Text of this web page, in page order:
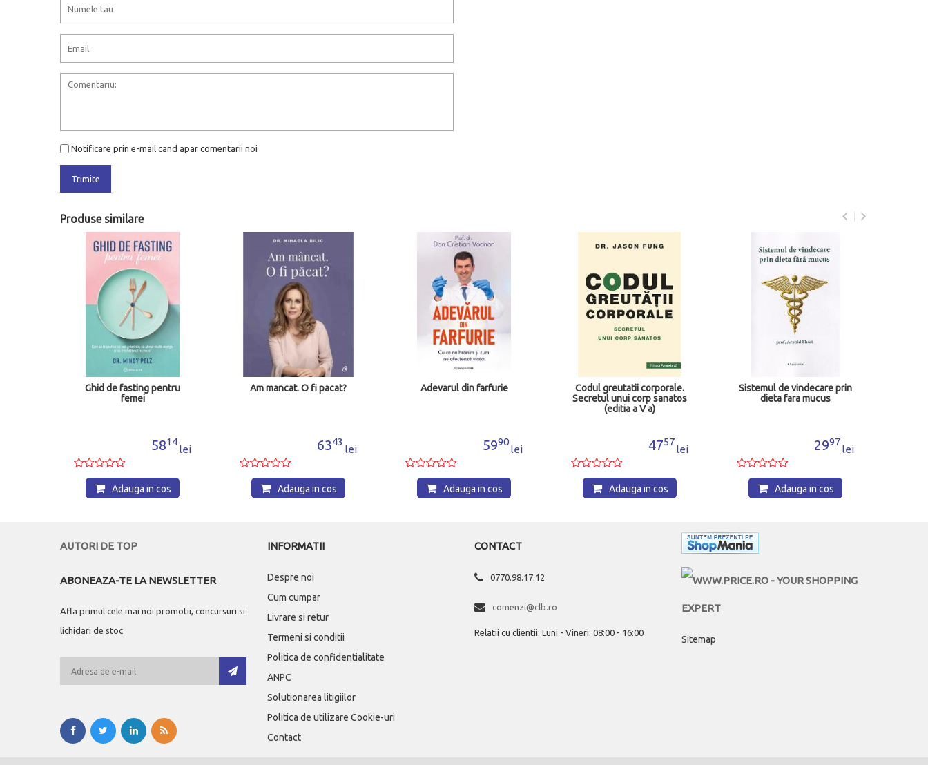
Notificare prin e-mail cand apar comentarii noi
Trimite
Produse similare
Ghid de fasting pentru
femei
5814
lei
Adauga in cos
Am mancat. O fi pacat?
6343
lei
Adauga in cos
Adevarul din farfurie
5990
lei
Adauga in cos
Codul greutatii corporale.
Secretul unui corp sanatos
(editia a V a)
4757
lei
Adauga in cos
Sistemul de vindecare prin
dieta fara mucus
2997
lei
Adauga in cos
AUTORI DE TOP
ABONEAZA-TE LA NEWSLETTER
Afla primul cele mai noi promotii, concursuri si
lichidari de stoc
INFORMATII
Despre noi
Cum cumpar
Livrare si retur
Termeni si conditii
Politica de confidentialitate
ANPC
Solutionarea litigiilor
Politica de utilizare Cookie-uri
Contact
CONTACT
0770.98.17.12
comenzi@clb.ro
Relatii cu clientii: Luni - Vineri: 08:00 - 16:00
Sitemap